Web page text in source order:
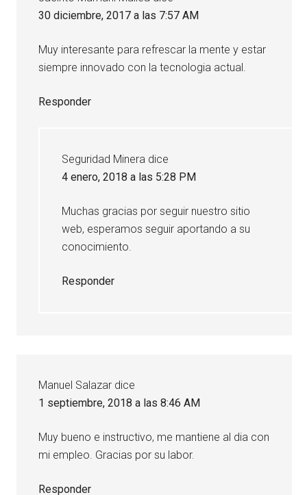
lectores
30 diciembre, 2017 a las 7:57 AM
Muy interesante para refrescar la mente y estar
siempre innovado con la tecnologia actual.
Responder
Seguridad Minera dice
4 enero, 2018 a las 5:28 PM
Muchas gracias por seguir nuestro sitio
web, esperamos seguir aportando a su
conocimiento.
Responder
Manuel Salazar dice
1 septiembre, 2018 a las 8:46 AM
Muy bueno e instructivo, me mantiene al dia con
mi empleo. Gracias por su labor.
Responder